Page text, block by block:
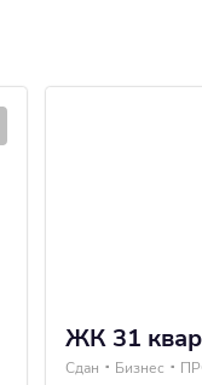
ЖК 31
Сдан Бизнес